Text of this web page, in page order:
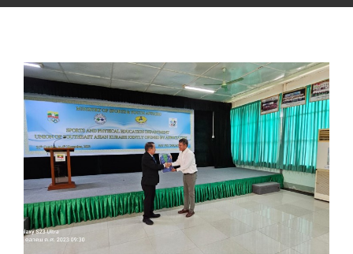
СОРЕВНОВАНИЯ
РЕЗУЛЬТАТЫ
КОНТАКТЫ